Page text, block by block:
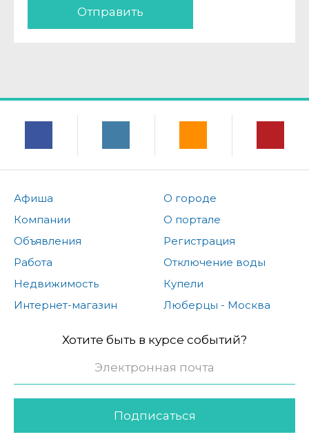
Отправить
Афиша
Компании
Объявления
Работа
Недвижимость
Интернет-магазин
О городе
О портале
Регистрация
Отключение воды
Купели
Люберцы - Москва
Хотите быть в курсе событий?
Подписаться